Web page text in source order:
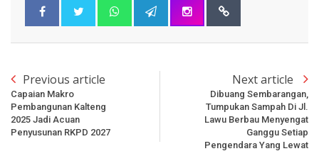
Previous article
Capaian Makro
Pembangunan Kalteng
2025 Jadi Acuan
Penyusunan RKPD 2027
Next article
Dibuang Sembarangan,
Tumpukan Sampah Di Jl.
Lawu Berbau Menyengat
Ganggu Setiap
Pengendara Yang Lewat